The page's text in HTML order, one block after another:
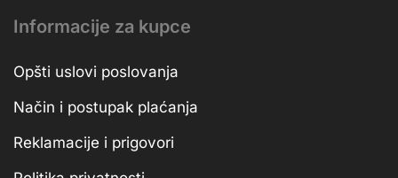
Informacije za kupce
Opšti uslovi poslovanja
Način i postupak plaćanja
Reklamacije i prigovori